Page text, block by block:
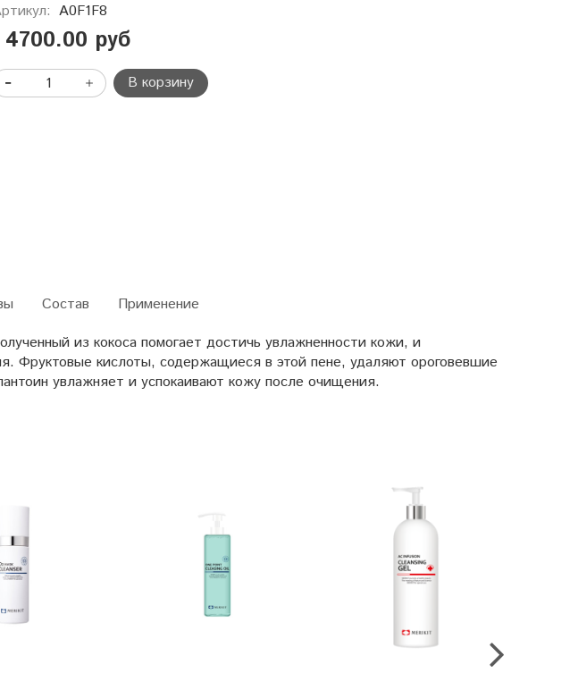
A0F1F8
4700.00 руб
В корзину
из кокоса помогает достичь увлажненности кожи, и
Фруктовые кислоты, содержащиеся в этой пене, удаляют ороговевшие
увлажняет и успокаивают кожу после очищения.
Состав Применение